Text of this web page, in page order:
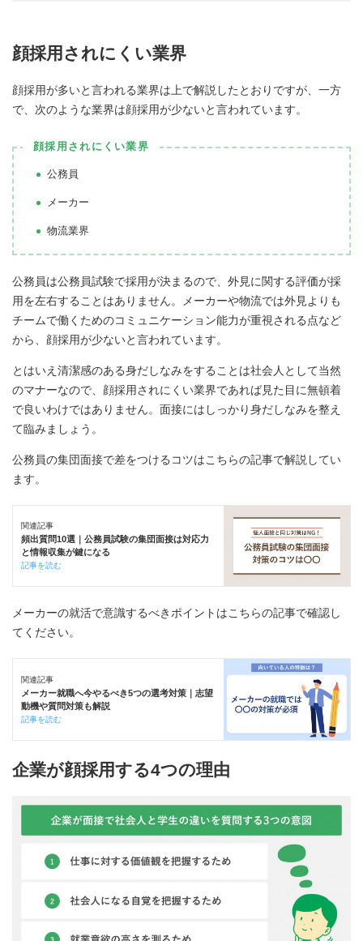
顔採用されにくい業界
顔採用が多いと言われる業界は上で解説したとおりですが、一方
で、次のような業界は顔採用が少ないと言われています。
顔採用されにくい業界
公務員
メーカー
物流業界
公務員は公務員試験で採用が決まるので、外見に関する評価が採
用を左右することはありません。メーカーや物流では外見よりも
チームで働くためのコミュニケーション能力が重視される点など
から、顔採用が少ないと言われています。
とはいえ清潔感のある身だしなみをすることは社会人として当然
のマナーなので、顔採用されにくい業界であれば見た目に無頓着
で良いわけではありません。面接にはしっかり身だしなみを整え
て臨みましょう。
公務員の集団面接で差をつけるコツはこちらの記事で解説してい
ます。
関連記事
頻出質問10選｜公務員試験の集団面接は対応力
と情報収集が鍵になる
記事を読む
メーカーの就活で意識するべきポイントはこちらの記事で確認し
てください。
関連記事
メーカー就職へ今やるべき5つの選考対策｜志望
動機や質問対策も解説
記事を読む
企業が顔採用する4つの理由